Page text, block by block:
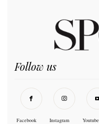
Follow us
Facebook Instagram Youtube